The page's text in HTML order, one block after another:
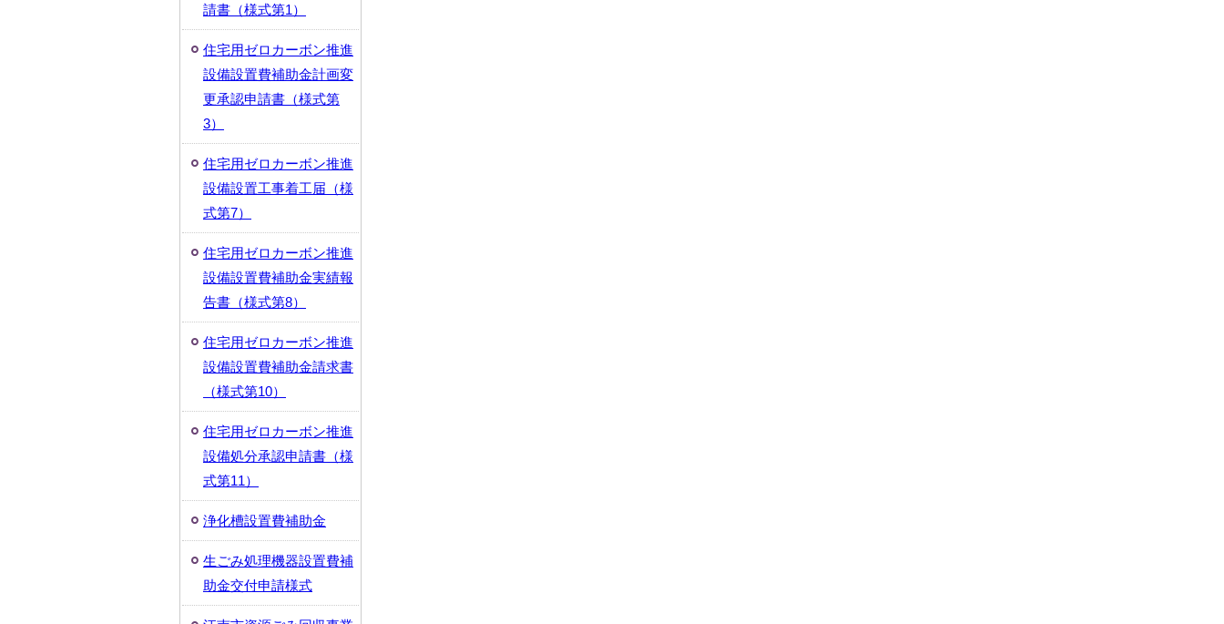
請書（様式第1）
住宅用ゼロカーボン推進
設備設置費補助金計画変
更承認申請書（様式第
3）
住宅用ゼロカーボン推進
設備設置工事着工届（様
式第7）
住宅用ゼロカーボン推進
設備設置費補助金実績報
告書（様式第8）
住宅用ゼロカーボン推進
設備設置費補助金請求書
（様式第10）
住宅用ゼロカーボン推進
設備処分承認申請書（様
式第11）
浄化槽設置費補助金
生ごみ処理機器設置費補
助金交付申請様式